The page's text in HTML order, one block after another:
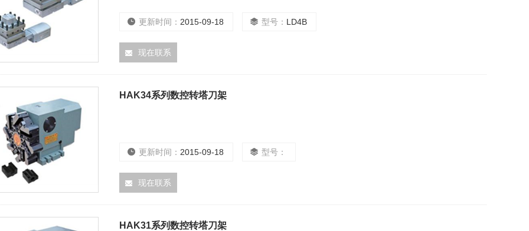
更新时间： 2015-09-18 型号： LD4B
现在联系
HAK34系列数控转塔刀架
更新时间： 2015-09-18 型号：
现在联系
HAK31系列数控转塔刀架